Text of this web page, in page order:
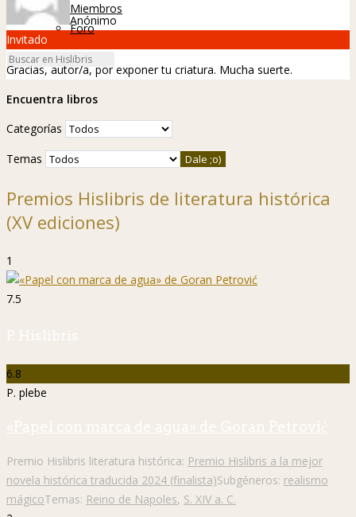
Miembros
Foro
Anónimo
Invitado
Gracias, autor/a, por exponer tu criatura. Mucha suerte.
Encuentra libros
Categorías
Temas
Premios Hislibris de literatura histórica
(XV ediciones)
1
7.5
P. Hislibris
6.8
P. plebe
«Papel con marca de agua» de Goran Petrović
Premio Hislibris literatura histórica: Premio Hislibris a la mejor
novela histórica traducida 2024 (finalista)Subgéneros: realismo
mágicoTemas: Reino de Napoles, S. XIV a. C.